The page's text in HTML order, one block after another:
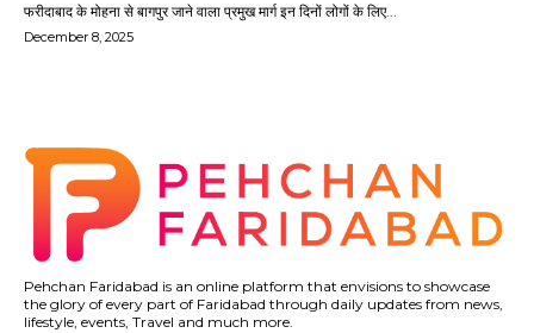
फरीदाबाद के मोहना से बागपुर जाने वाला प्रमुख मार्ग इन दिनों लोगों के लिए...
December 8, 2025
Pehchan Faridabad is an online platform that envisions to showcase
the glory of every part of Faridabad through daily updates from news,
lifestyle, events, Travel and much more.